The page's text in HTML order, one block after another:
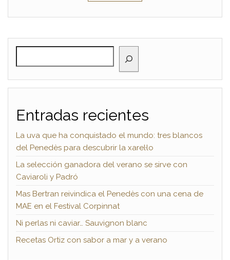
Entradas recientes
La uva que ha conquistado el mundo: tres blancos
del Penedès para descubrir la xarel·lo
La selección ganadora del verano se sirve con
Caviaroli y Padró
Mas Bertran reivindica el Penedès con una cena de
MAE en el Festival Corpinnat
Ni perlas ni caviar… Sauvignon blanc
Recetas Ortiz con sabor a mar y a verano